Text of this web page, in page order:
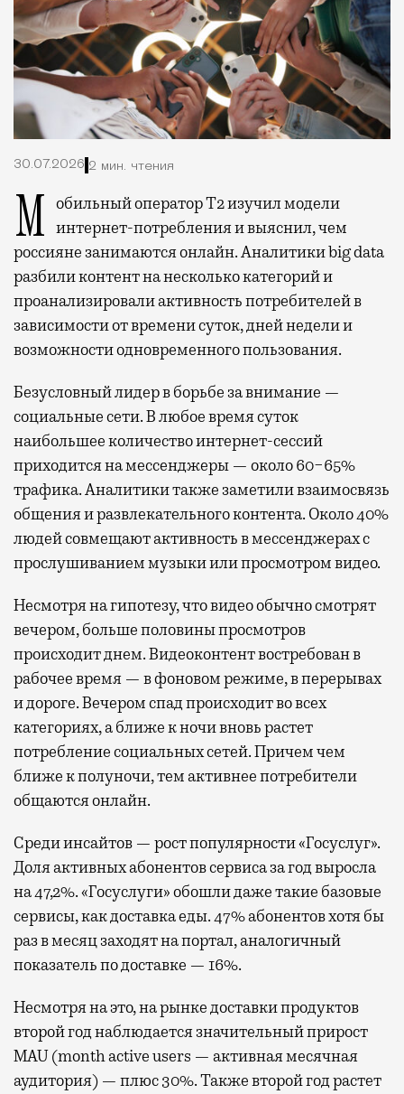
30.07.2026 2 мин. чтения
Мобильный оператор Т2 изучил модели интернет-потребления и выяснил, чем
россияне занимаются онлайн. Аналитики big data
разбили контент на несколько категорий и
проанализировали активность потребителей в
зависимости от времени суток, дней недели и
возможности одновременного пользования.
Безусловный лидер в борьбе за внимание —
социальные сети. В любое время суток
наибольшее количество интернет-сессий
приходится на мессенджеры — около 60−65%
трафика. Аналитики также заметили взаимосвязь
общения и развлекательного контента. Около 40%
людей совмещают активность в мессенджерах с
прослушиванием музыки или просмотром видео.
Несмотря на гипотезу, что видео обычно смотрят
вечером, больше половины просмотров
происходит днем. Видеоконтент востребован в
рабочее время — в фоновом режиме, в перерывах
и дороге. Вечером спад происходит во всех
категориях, а ближе к ночи вновь растет
потребление социальных сетей. Причем чем
ближе к полуночи, тем активнее потребители
общаются онлайн.
Среди инсайтов — рост популярности «Госуслуг».
Доля активных абонентов сервиса за год выросла
на 47,2%. «Госуслуги» обошли даже такие базовые
сервисы, как доставка еды. 47% абонентов хотя бы
раз в месяц заходят на портал, аналогичный
показатель по доставке — 16%.
Несмотря на это, на рынке доставки продуктов
второй год наблюдается значительный прирост
MAU (month active users — активная месячная
аудитория) — плюс 30%. Также второй год растет